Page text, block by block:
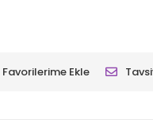
Favorilerime Ekle